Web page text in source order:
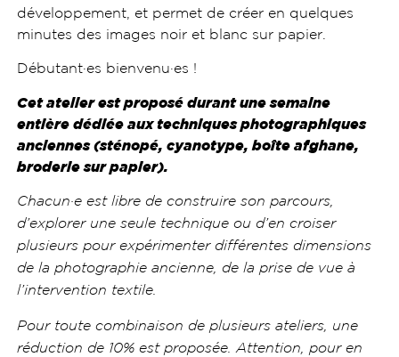
développement, et permet de créer en quelques
minutes des images noir et blanc sur papier.
Débutant·es bienvenu·es !
Cet atelier est proposé durant une semaine
entière dédiée aux techniques photographiques
anciennes (sténopé, cyanotype, boîte afghane,
broderie sur papier).
Chacun·e est libre de construire son parcours,
d’explorer une seule technique ou d’en croiser
plusieurs pour expérimenter différentes dimensions
de la photographie ancienne, de la prise de vue à
l’intervention textile.
Pour toute combinaison de plusieurs ateliers, une
réduction de 10% est proposée. Attention, pour en